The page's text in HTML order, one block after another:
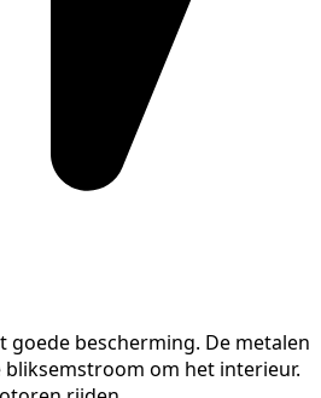
goede bescherming. De metalen
om het interieur.